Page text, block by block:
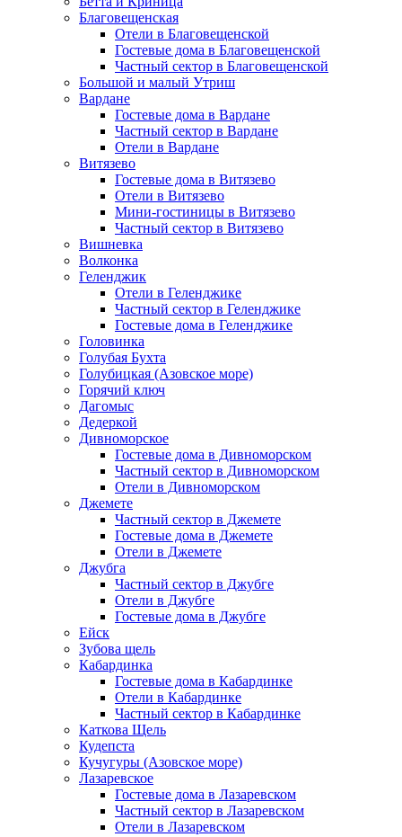
Благовещенская
Отели в Благовещенской
Гостевые дома в Благовещенской
Частный сектор в Благовещенской
Большой и малый Утриш
Вардане
Гостевые дома в Вардане
Частный сектор в Вардане
Отели в Вардане
Витязево
Гостевые дома в Витязево
Отели в Витязево
Мини-гостиницы в Витязево
Частный сектор в Витязево
Вишневка
Волконка
Геленджик
Отели в Геленджике
Частный сектор в Геленджике
Гостевые дома в Геленджике
Головинка
Голубая Бухта
Голубицкая (Азовское море)
Горячий ключ
Дагомыс
Дедеркой
Дивноморское
Гостевые дома в Дивноморском
Частный сектор в Дивноморском
Отели в Дивноморском
Джемете
Частный сектор в Джемете
Гостевые дома в Джемете
Отели в Джемете
Джубга
Частный сектор в Джубге
Отели в Джубге
Гостевые дома в Джубге
Ейск
Зубова щель
Кабардинка
Гостевые дома в Кабардинке
Отели в Кабардинке
Частный сектор в Кабардинке
Каткова Щель
Кудепста
Кучугуры (Азовское море)
Лазаревское
Гостевые дома в Лазаревском
Частный сектор в Лазаревском
Отели в Лазаревском